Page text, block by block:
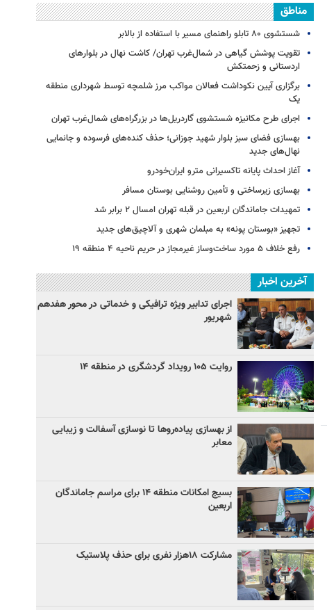
مناطق
شستشوی ۸۰ تابلو راهنمای مسیر با استفاده از بالابر
تقویت پوشش گیاهی در شمال‌غرب تهران/ کاشت نهال در بلوارهای
اردستانی و زحمتکش
برگزاری آیین نکوداشت فعالان مواکب مرز شلمچه توسط شهرداری منطقه
یک
اجرای طرح مکانیزه شستشوی گاردریل‌ها در بزرگراه‌های شمال‌غرب تهران
بهسازی فضای سبز بلوار شهید جوزانی؛ حذف کنده‌های فرسوده و جانمایی
نهال‌های جدید
آغاز احداث پایانه تاکسیرانی مترو ایران‌خودرو
بهسازی زیرساختی و تأمین روشنایی بوستان مسافر
تمهیدات جاماندگان اربعین در قبله تهران امسال ۲ برابر شد
تجهیز «بوستان پونه» به مبلمان شهری و آلاچیق‌های جدید
رفع خلاف ۵ مورد ساخت‌وساز غیرمجاز در حریم ناحیه ۴ منطقه ۱۹
آخرین اخبار
اجرای تدابیر ویژه ترافیکی و خدماتی در محور هفدهم
شهریور
روایت ۱۰۵ رویداد گردشگری در منطقه ۱۴
از بهسازی پیاده‌روها تا نوسازی آسفالت و زیبایی
معابر
بسیج امکانات منطقه ۱۴ برای مراسم جاماندگان
اربعین
مشارکت ۱۸هزار نفری برای حذف پلاستیک